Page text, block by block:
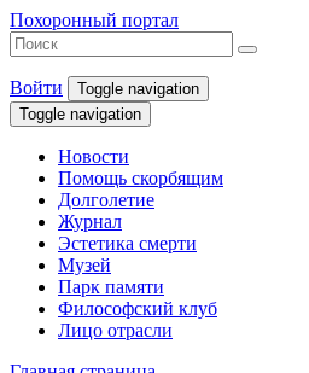
Похоронный портал
Войти
Toggle navigation
Toggle navigation
Новости
Помощь скорбящим
Долголетие
Журнал
Эстетика смерти
Музей
Парк памяти
Философский клуб
Лицо отрасли